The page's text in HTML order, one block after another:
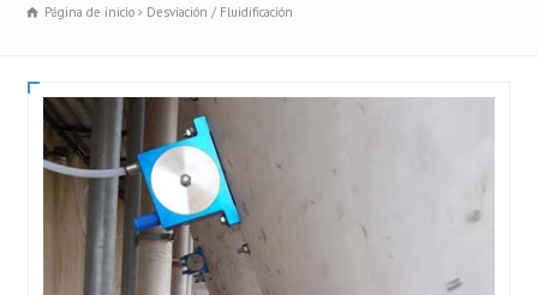
Página de inicio Desviación / Fluidificación